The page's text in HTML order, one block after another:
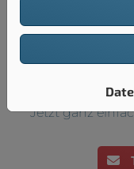
Jetzt ganz